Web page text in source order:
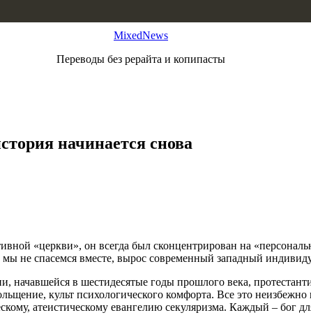
MixedNews
Переводы без рерайта и копипасты
начинается снова
«церкви», он всегда был сконцентрирован на
не спасемся вместе, вырос современный западный
в шестидесятые годы прошлого века,
культ психологического комфорта. Все это
атеистическому евангелию секуляризма. Каждый – бог